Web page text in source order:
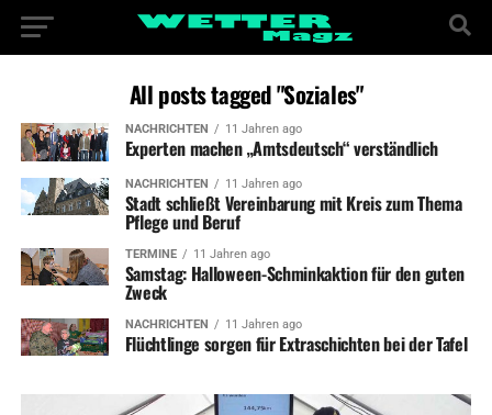
All posts tagged "Soziales"
NACHRICHTEN 11 Jahren ago
Experten machen „Amtsdeutsch“ verständlich
NACHRICHTEN 11 Jahren ago
Stadt schließt Vereinbarung mit Kreis zum Thema
Pflege und Beruf
TERMINE 11 Jahren ago
Samstag: Halloween-Schminkaktion für den guten
Zweck
NACHRICHTEN 11 Jahren ago
Flüchtlinge sorgen für Extraschichten bei der Tafel